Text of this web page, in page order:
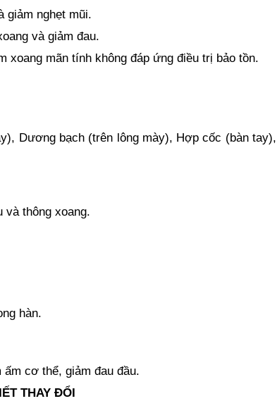
giảm nghẹt mũi.
và giảm đau.
xoang mãn tính không đáp ứng điều trị bảo tồn.
Dương bạch (trên lông mày), Hợp cốc (bàn tay),
và thông xoang.
hàn.
cơ thể, giảm đau đầu.
THAY ĐỔI